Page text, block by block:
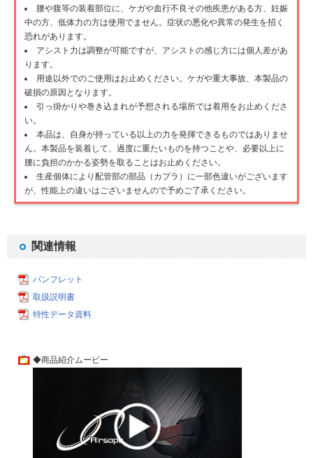
腰や腹等の装着部位に、ケガや血行不良その他疾患がある方、妊娠
中の方、低体力の方は使用でません。症状の悪化や異常の発生を招く
恐れがあります。
アシスト力は調整が可能ですが、アシストの感じ方には個人差があ
ります。
用途以外でのご使用はお止めください。ケガや重大事故、本製品の
破損の原因となります。
引っ掛かりや巻き込まれが予想される場所では着用をお止めくださ
い。
本品は、自身が持っている以上の力を発揮できるものではありませ
ん。本製品を装着して、過度に重たいものを持つことや、必要以上に
腰に負担のかかる姿勢を取ることはお止めください。
生産個体により配管部の部品（カプラ）に一部色違いがございます
が、性能上の違いはございませんので予めご了承ください。
関連情報
パンフレット
取扱説明書
特性データ資料
◆商品紹介ムービー